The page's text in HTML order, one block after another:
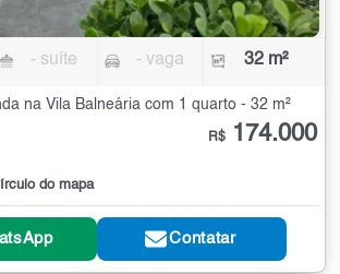
- suíte - vaga 32 m²
na Vila Balneária com 1 quarto - 32 m²
do mapa
R$ 174.000
Contatar